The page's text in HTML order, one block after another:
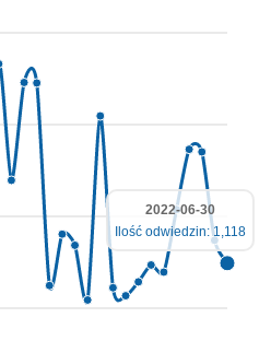
2022-06-30
Ilość odwiedzin: 1,118